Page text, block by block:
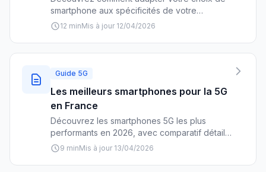
smartphone aux spécificités de votre
opérateur : compatibilité 5G, bandes de
réseau.
12 minMis à jour 12/04/2026
Guide 5G
Les meilleurs smartphones pour la 5G
en France
Découvrez les smartphones 5G les plus
performants en 2026, avec comparatif détaillé
des forfaits, couverture réseau et conseils
9 minMis à jour 13/04/2026